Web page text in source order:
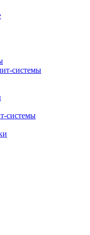
системы
системы